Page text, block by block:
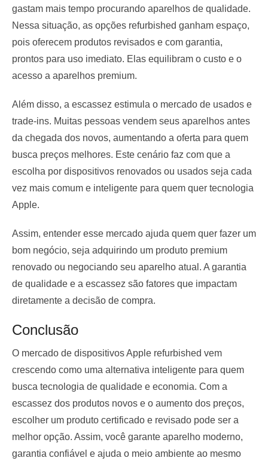
gastam mais tempo procurando aparelhos de qualidade.
Nessa situação, as opções refurbished ganham espaço,
pois oferecem produtos revisados e com garantia,
prontos para uso imediato. Elas equilibram o custo e o
acesso a aparelhos premium.
Além disso, a escassez estimula o mercado de usados e
trade-ins. Muitas pessoas vendem seus aparelhos antes
da chegada dos novos, aumentando a oferta para quem
busca preços melhores. Este cenário faz com que a
escolha por dispositivos renovados ou usados seja cada
vez mais comum e inteligente para quem quer tecnologia
Apple.
Assim, entender esse mercado ajuda quem quer fazer um
bom negócio, seja adquirindo um produto premium
renovado ou negociando seu aparelho atual. A garantia
de qualidade e a escassez são fatores que impactam
diretamente a decisão de compra.
Conclusão
O mercado de dispositivos Apple refurbished vem
crescendo como uma alternativa inteligente para quem
busca tecnologia de qualidade e economia. Com a
escassez dos produtos novos e o aumento dos preços,
escolher um produto certificado e revisado pode ser a
melhor opção. Assim, você garante aparelho moderno,
garantia confiável e ajuda o meio ambiente ao mesmo